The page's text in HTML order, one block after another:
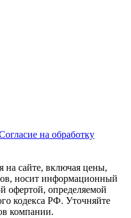
на обработку
на сайте, включая цены,
носит информационный
офертой, определяемой
кодекса РФ. Уточняйте
компании.